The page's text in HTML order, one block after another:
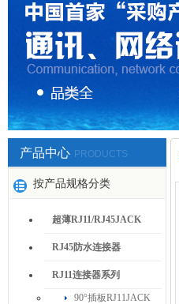
产品中心 PRODUCTS
按产品规格分类
超薄RJ11/RJ45JACK
RJ45防水连接器
RJ11连接器系列
90°插板RJ11JACK